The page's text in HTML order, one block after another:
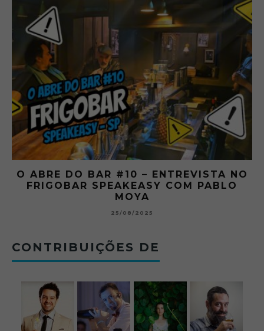
O ABRE DO BAR #10 – ENTREVISTA NO
FRIGOBAR SPEAKEASY COM PABLO
MOYA
25/08/2025
CONTRIBUIÇÕES DE